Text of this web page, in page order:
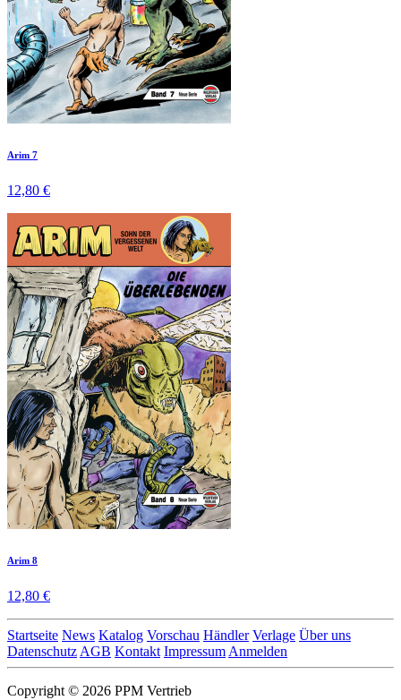
Arim 7
12,80 €
Arim 8
12,80 €
Startseite News Katalog Vorschau Händler Verlage Über uns
Datenschutz AGB Kontakt Impressum Anmelden
Copyright © 2026 PPM Vertrieb